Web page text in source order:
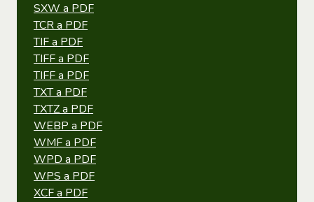
SXW a PDF
TCR a PDF
TIF a PDF
TIFF a PDF
TIFF a PDF
TXT a PDF
TXTZ a PDF
WEBP a PDF
WMF a PDF
WPD a PDF
WPS a PDF
XCF a PDF